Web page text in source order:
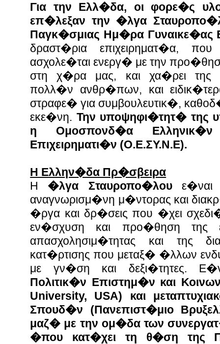
Για την Ελλ�δα, οι φορε�ς
επ�λεξαν την �λγα
Παγκ�σμιας Ημ�ρα Γυναικε�ας
δραστ�ρια επιχειρηματ�α,
ασχολε�ται ενεργ� με την
στη χ�ρα μας, και χα�ρει της
πολλ�ν ανθρ�πων, και
στραφε� για συμβουλευτικ�,
εκε�νη. Την υποψηφι�τητ� της
η Ομοσπονδ�α
Επιχειρηματι�ν (Ο.Ε.ΣΥ.Ν.Ε).
Η Ελλην�δα Πρ�σβειρα
Η �λγα Σταυροπο�λουε�ναι
αναγνωρισμ�νη μ�ντορας και
�ργα και δρ�σεις που �χει
εν�σχυση και προ�θηση της
απασχολησιμ�τητας και της
κατ�ρτισης που μεταξ� �λλων
με γν�ση και δεξι�τητες.
Πολιτικ�ν Επιστημ�ν και
University, USA) και
Σπουδ�ν (Πανεπιστ�μιο
μαζ� με την ομ�δα των
�που κατ�χει τη θ�ση της